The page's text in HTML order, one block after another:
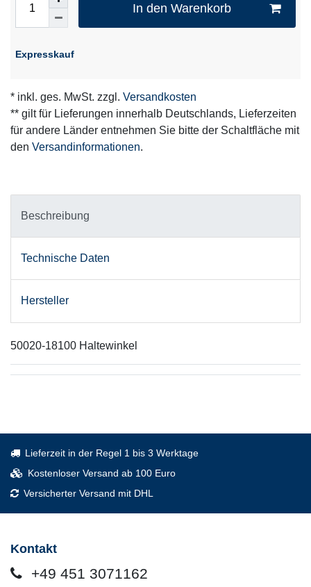
In den Warenkorb
Expresskauf
* inkl. ges. MwSt. zzgl. Versandkosten
** gilt für Lieferungen innerhalb Deutschlands, Lieferzeiten
für andere Länder entnehmen Sie bitte der Schaltfläche mit
den Versandinformationen.
Beschreibung
Technische Daten
Hersteller
50020-18100 Haltewinkel
Lieferzeit in der Regel 1 bis 3 Werktage
Kostenloser Versand ab 100 Euro
Versicherter Versand mit DHL
Kontakt
+49 451 3071162